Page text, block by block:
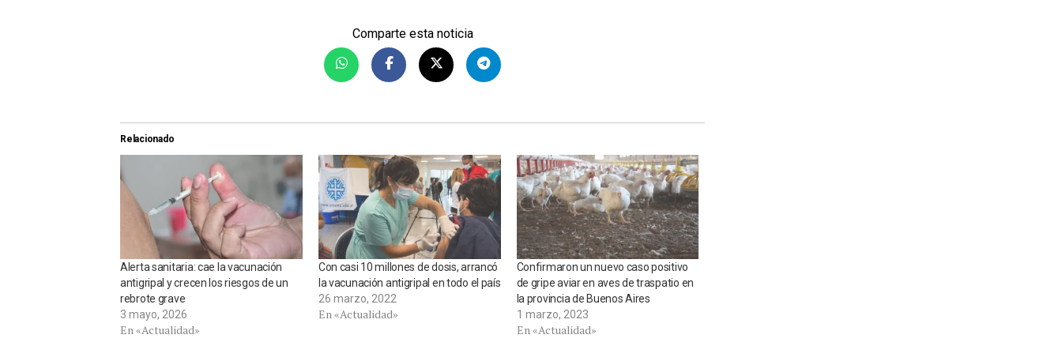
Comparte esta noticia
Relacionado
Alerta sanitaria: cae la vacunación
antigripal y crecen los riesgos de un
rebrote grave
3 mayo, 2026
En «Actualidad»
Con casi 10 millones de dosis, arrancó
la vacunación antigripal en todo el país
26 marzo, 2022
En «Actualidad»
Confirmaron un nuevo caso positivo
de gripe aviar en aves de traspatio en
la provincia de Buenos Aires
1 marzo, 2023
En «Actualidad»